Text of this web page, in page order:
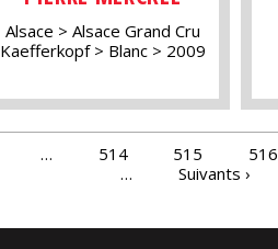
Alsace
Alsace Grand Cru
Kaefferkopf
Blanc 2009
… 514 515 516
…
Suivants ›